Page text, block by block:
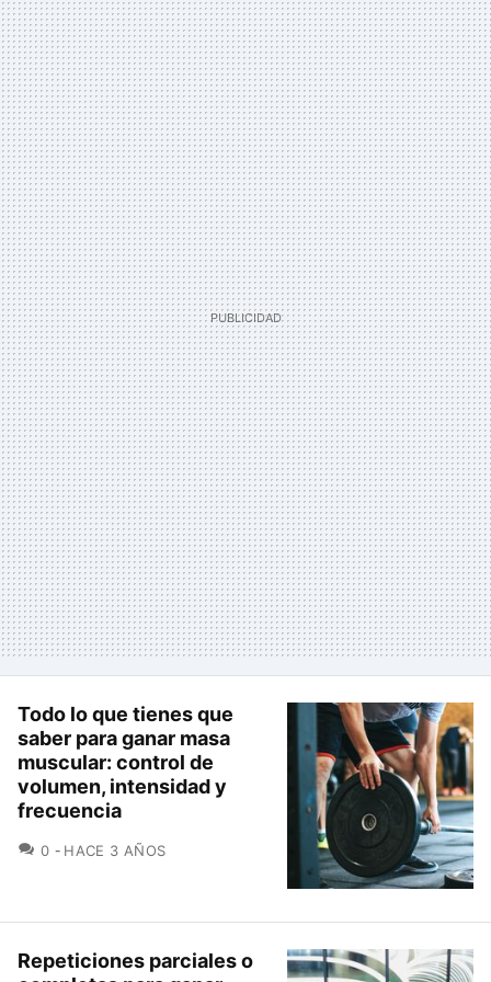
Todo lo que tienes que
saber para ganar masa
muscular: control de
volumen, intensidad y
frecuencia
0 COMENTARIOS
HACE 3 AÑOS
Repeticiones parciales o